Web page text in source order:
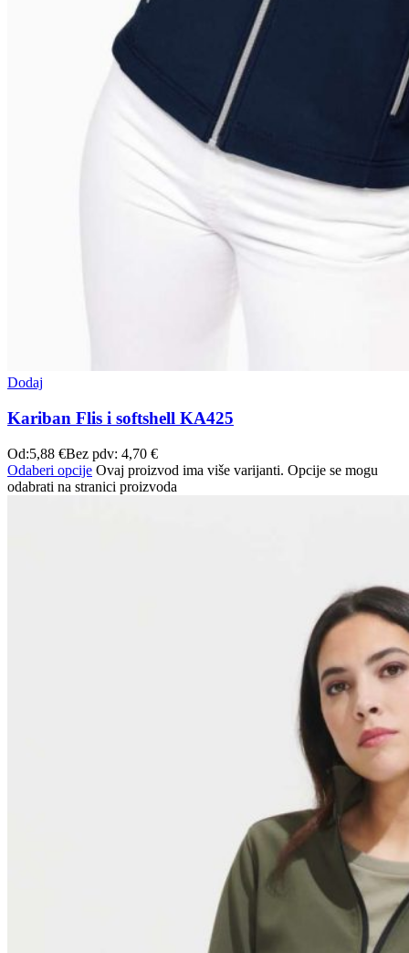
Dodaj
Kariban Flis i softshell KA425
Od:5,88 €Bez pdv: 4,70 €
Odaberi opcije Ovaj proizvod ima više varijanti. Opcije se mogu
odabrati na stranici proizvoda